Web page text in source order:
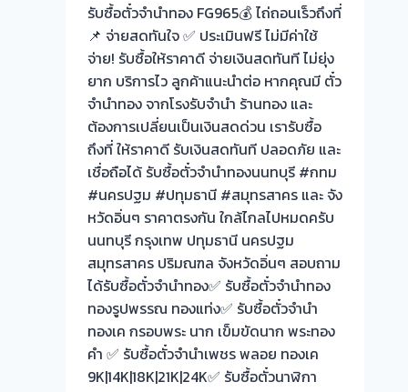
ร้าน
ทอง
ประเมิน
ตั๋ว
ฟรี
จ่าย
สด
ทันที
ไม่
ต้อง
รอ
จบ
หน้า
งาน
📌
ผล
งาน
รับซื้อตั๋วจำนำทอง FG965💰 ไถ่ถอนเร็วถึงที่
📌 จ่ายสดทันใจ ✅ ประเมินฟรี ไม่มีค่าใช้
จ่าย! รับซื้อให้ราคาดี จ่ายเงินสดทันที ไม่ยุ่ง
ยาก บริการไว ลูกค้าแนะนำต่อ หากคุณมี ตั๋ว
จำนำทอง จากโรงรับจำนำ ร้านทอง และ
ต้องการเปลี่ยนเป็นเงินสดด่วน เรารับซื้อ
ถึงที่ ให้ราคาดี รับเงินสดทันที ปลอดภัย และ
เชื่อถือได้ รับซื้อตั๋วจำนำทองนนทบุรี #กทม
#นครปฐม #ปทุมธานี #สมุทรสาคร และ จัง
หวัดอิ่นๆ ราคาตรงกัน ใกล้ไกลไปหมดครับ
นนทบุรี กรุงเทพ ปทุมธานี นครปฐม
สมุทรสาคร ปริมณฑล จังหวัดอิ่นๆ สอบถาม
ได้รับซื้อตั๋วจำนำทอง✅ รับซื้อตั๋วจำนำทอง
ทองรูปพรรณ ทองแท่ง✅ รับซื้อตั๋วจำนำ
ทองเค กรอบพระ นาก เข็มขัดนาก พระทอง
คำ ✅ รับซื้อตั๋วจำนำเพชร พลอย ทองเค
9K|14K|18K|21K|24K✅ รับซื้อตั๋วนาฬิกา